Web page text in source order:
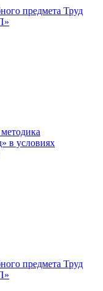
предмета Труд
в условиях
предмета Труд